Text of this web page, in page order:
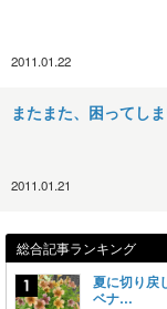
2011.01.22
またまた、困ってし
2011.01.21
総合記事ランキング
夏に切り戻
ベナ…